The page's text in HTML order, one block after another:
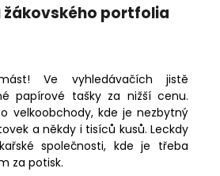
portfolia
Ve vyhledávačích jistě
papírové tašky za nižší cenu.
velkoobchody, kde je nezbytný
a někdy i tisíců kusů. Leckdy
společnosti, kde je třeba
za potisk.